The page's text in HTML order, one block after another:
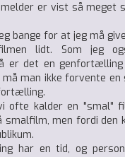
er vist så meget
bange for at jeg må
lidt. Som jeg
er det en
man ikke forvente en
ofte kalder en "smal"
smalfilm, men fordi den
har en tid, og